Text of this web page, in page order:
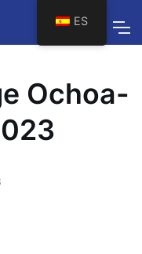
Ochoa-
ES